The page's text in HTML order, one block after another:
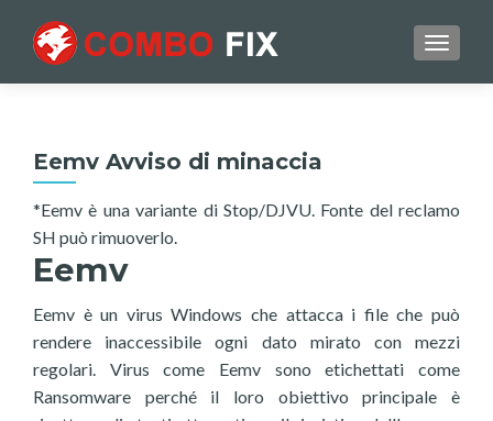
Eemv Avviso di minaccia
*Eemv è una variante di Stop/DJVU. Fonte del reclamo
SH può rimuoverlo.
Eemv
Eemv è un virus Windows che attacca i file che può
rendere inaccessibile ogni dato mirato con mezzi
regolari. Virus come Eemv sono etichettati come
Ransomware perché il loro obiettivo principale è